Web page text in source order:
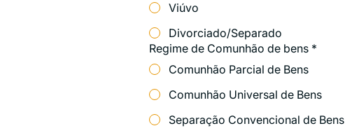
Viúvo
Divorciado/Separado
Regime de Comunhão de bens *
Comunhão Parcial de Bens
Comunhão Universal de Bens
Separação Convencional de Bens